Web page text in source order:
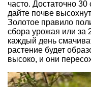
часто. Достаточно
дайте почве
Золотое правило
сбора урожая или за
каждый день
растение будет
высоко, и они